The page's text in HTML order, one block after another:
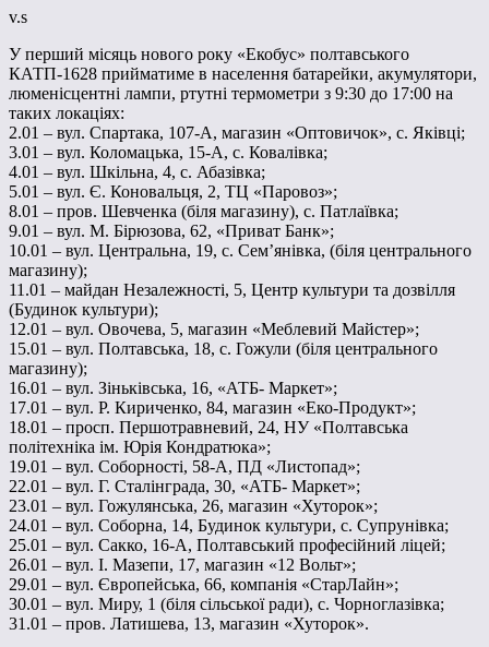
v.s
У перший місяць нового року «Екобус» полтавського
КАТП-1628 прийматиме в населення батарейки, акумулятори,
люменісцентні лампи, ртутні термометри з 9:30 до 17:00 на
таких локаціях:
2.01 – вул. Спартака, 107-А, магазин «Оптовичок», с. Яківці;
3.01 – вул. Коломацька, 15-А, с. Ковалівка;
4.01 – вул. Шкільна, 4, с. Абазівка;
5.01 – вул. Є. Коновальця, 2, ТЦ «Паровоз»;
8.01 – пров. Шевченка (біля магазину), с. Патлаївка;
9.01 – вул. М. Бірюзова, 62, «Приват Банк»;
10.01 – вул. Центральна, 19, с. Сем’янівка, (біля центрального
магазину);
11.01 – майдан Незалежності, 5, Центр культури та дозвілля
(Будинок культури);
12.01 – вул. Овочева, 5, магазин «Меблевий Майстер»;
15.01 – вул. Полтавська, 18, с. Гожули (біля центрального
магазину);
16.01 – вул. Зіньківська, 16, «АТБ- Маркет»;
17.01 – вул. Р. Кириченко, 84, магазин «Еко-Продукт»;
18.01 – просп. Першотравневий, 24, НУ «Полтавська
політехніка ім. Юрія Кондратюка»;
19.01 – вул. Соборності, 58-А, ПД «Листопад»;
22.01 – вул. Г. Сталінграда, 30, «АТБ- Маркет»;
23.01 – вул. Гожулянська, 26, магазин «Хуторок»;
24.01 – вул. Соборна, 14, Будинок культури, с. Супрунівка;
25.01 – вул. Сакко, 16-А, Полтавський професійний ліцей;
26.01 – вул. І. Мазепи, 17, магазин «12 Вольт»;
29.01 – вул. Європейська, 66, компанія «СтарЛайн»;
30.01 – вул. Миру, 1 (біля сільської ради), с. Чорноглазівка;
31.01 – пров. Латишева, 13, магазин «Хуторок».